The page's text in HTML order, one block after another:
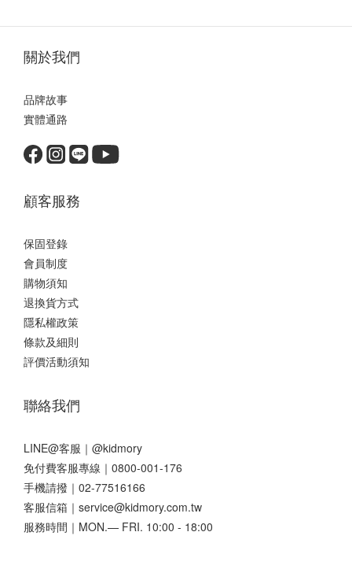
關於我們
品牌故事
實體通路
顧客服務
保固登錄
會員制度
購物須知
退換貨方式
隱私權政策
條款及細則
評價活動須知
聯絡我們
LINE@客服｜ @kidmory
免付費客服專線｜0800-001-176
手機請撥｜02-77516166
客服信箱｜service@kidmory.com.tw
服務時間｜MON.— FRI. 10:00 - 18:00